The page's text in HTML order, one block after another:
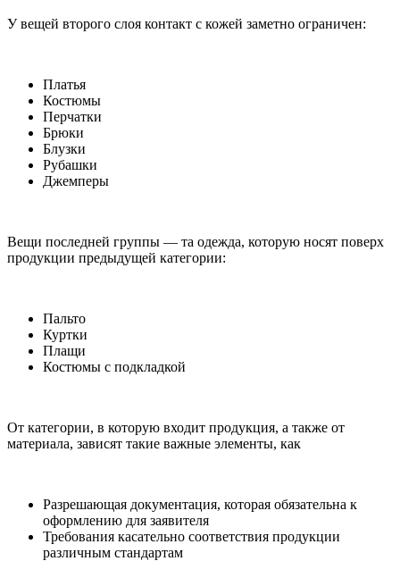
У вещей второго слоя контакт с кожей заметно ограничен:
Платья
Костюмы
Перчатки
Брюки
Блузки
Рубашки
Джемперы
Вещи последней группы — та одежда, которую носят поверх
продукции предыдущей категории:
Пальто
Куртки
Плащи
Костюмы с подкладкой
От категории, в которую входит продукция, а также от
материала, зависят такие важные элементы, как
Разрешающая документация, которая обязательна к
оформлению для заявителя
Требования касательно соответствия продукции
различным стандартам